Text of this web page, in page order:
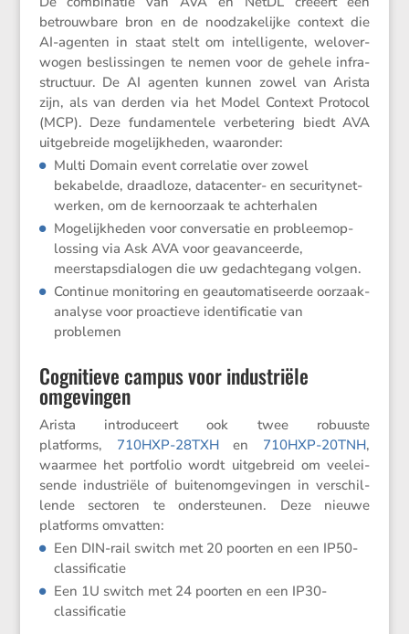
betrouw­bare bron en de noodza­ke­lijke context die
AI-agenten in staat stelt om intel­li­gente, welover­
wogen beslis­singen te nemen voor de gehele infra­
struc­tuur. De AI agenten kunnen zowel van Arista
zijn, als van derden via het Model Context Protocol
(MCP). Deze funda­men­tele verbe­te­ring biedt AVA
uitge­breide mogelijk­heden, waaronder:
Multi Domain event corre­latie over zowel
bekabelde, draad­loze, datacenter- en securi­ty­net­
werken, om de kernoor­zaak te achterhalen
Mogelijk­heden voor conver­satie en probleem­op­
los­sing via Ask AVA voor geavan­ceerde,
meerstaps­di­a­logen die uw gedach­te­gang volgen.
Continue monito­ring en geauto­ma­ti­seerde oorzaak­
ana­lyse voor proac­tieve identi­fi­catie van
problemen
Cognitieve campus voor industriële
omgevingen
Arista intro­du­ceert ook twee robuuste
platforms, 710HXP-28TXHen 710HXP-20TNH,
waarmee het portfolio wordt uitge­breid om veelei­
sende industriële of buite­nom­ge­vingen in verschil­
lende sectoren te onder­steunen. Deze nieuwe
platforms omvatten:
Een DIN-rail switch met 20 poorten en een IP50-
classificatie
Een 1U switch met 24 poorten en een IP30-
classificatie